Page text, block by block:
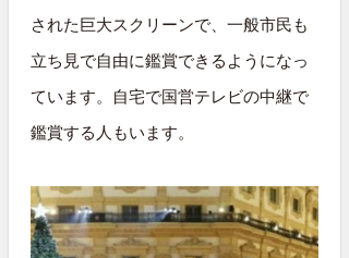
された巨大スクリーンで、一般市民も
立ち見で自由に鑑賞できるようになっ
ています。自宅で国営テレビの中継で
鑑賞する人もいます。